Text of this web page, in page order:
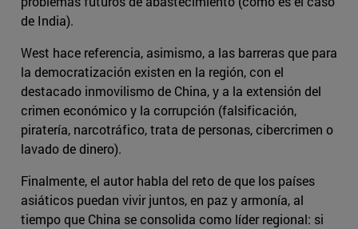
de India).
West hace referencia, asimismo, a las barreras que para
la democratización existen en la región, con el
destacado inmovilismo de China, y a la extensión del
crimen económico y la corrupción (falsificación,
piratería, narcotráfico, trata de personas, cibercrimen o
lavado de dinero).
Finalmente, el autor habla del reto de que los países
asiáticos puedan vivir juntos, en paz y armonía, al
tiempo que China se consolida como líder regional: si